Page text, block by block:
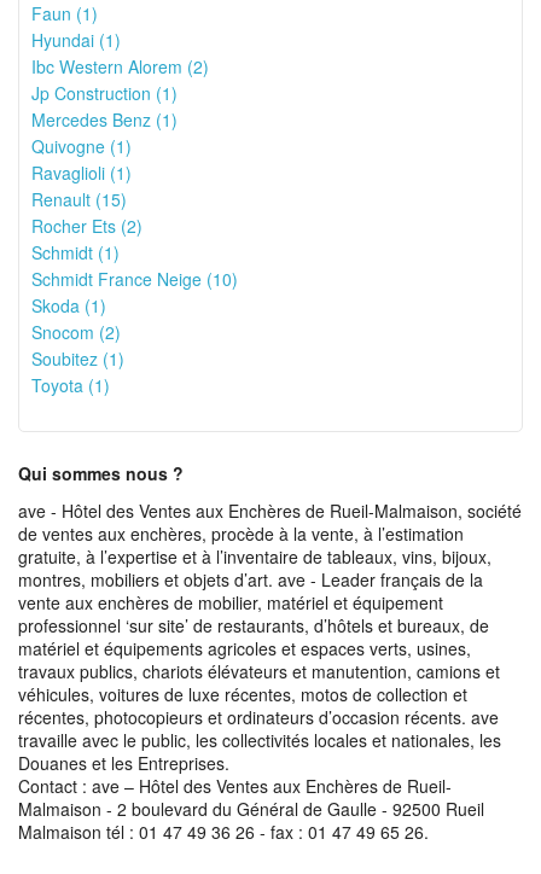
Faun (1)
Hyundai (1)
Ibc Western Alorem (2)
Jp Construction (1)
Mercedes Benz (1)
Quivogne (1)
Ravaglioli (1)
Renault (15)
Rocher Ets (2)
Schmidt (1)
Schmidt France Neige (10)
Skoda (1)
Snocom (2)
Soubitez (1)
Toyota (1)
Qui sommes nous ?
ave - Hôtel des Ventes aux Enchères de Rueil-Malmaison, société
de ventes aux enchères, procède à la vente, à l’estimation
gratuite, à l’expertise et à l’inventaire de tableaux, vins, bijoux,
montres, mobiliers et objets d’art. ave - Leader français de la
vente aux enchères de mobilier, matériel et équipement
professionnel ‘sur site’ de restaurants, d’hôtels et bureaux, de
matériel et équipements agricoles et espaces verts, usines,
travaux publics, chariots élévateurs et manutention, camions et
véhicules, voitures de luxe récentes, motos de collection et
récentes, photocopieurs et ordinateurs d’occasion récents. ave
travaille avec le public, les collectivités locales et nationales, les
Douanes et les Entreprises.
Contact : ave – Hôtel des Ventes aux Enchères de Rueil-
Malmaison - 2 boulevard du Général de Gaulle - 92500 Rueil
Malmaison tél : 01 47 49 36 26 - fax : 01 47 49 65 26.